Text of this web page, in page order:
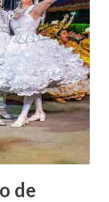
Maruim
agrícola, que
João
de Nosso
em 1862 e
A Igreja
de